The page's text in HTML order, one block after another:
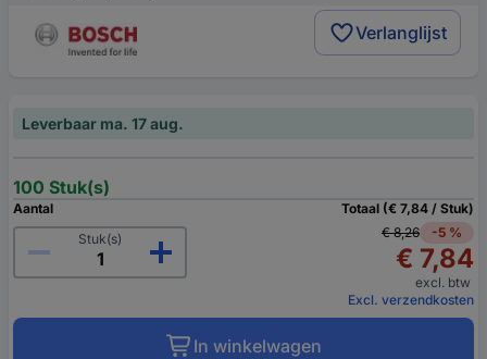
Verlanglijst
Leverbaar ma. 17 aug.
100 Stuk(s)
Aantal
Stuk(s)
Totaal (€ 7,84 / Stuk)
€ 8,26
-5 %
€ 7,84
excl. btw
Excl. verzendkosten
In winkelwagen